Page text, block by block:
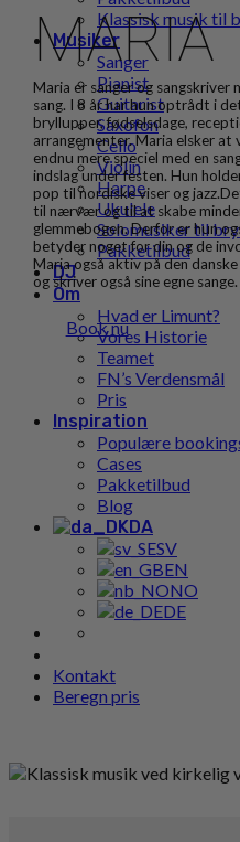
Klassisk musik til
Musiker
Sanger
Pianist
Guitarist
Saxofon
Cello
Violin
Harpe
Ukulele
Solomusiker til
Pakketilbud
DJ
Om
Hvad er Limunt?
Vores Historie
Teamet
FN’s Verdensmål
Pris
Inspiration
Populære
Cases
Pakketilbud
Blog
DA
SV
EN
NO
DE
Kontakt
Beregn pris
MARIA
Maria er sanger og
sang. I 8 år har hun optrådt i
bryllupper, fødselsdage,
arrangementer. Maria elsker
endnu mere speciel med en
indslag under festen. Hun
pop til nordiske viser og
til nærvær og til at skabe
glemmebogen. Derfor er hun
betyder noget for din og de
Maria også aktiv på den
og skriver også sine egne sange.
Book nu